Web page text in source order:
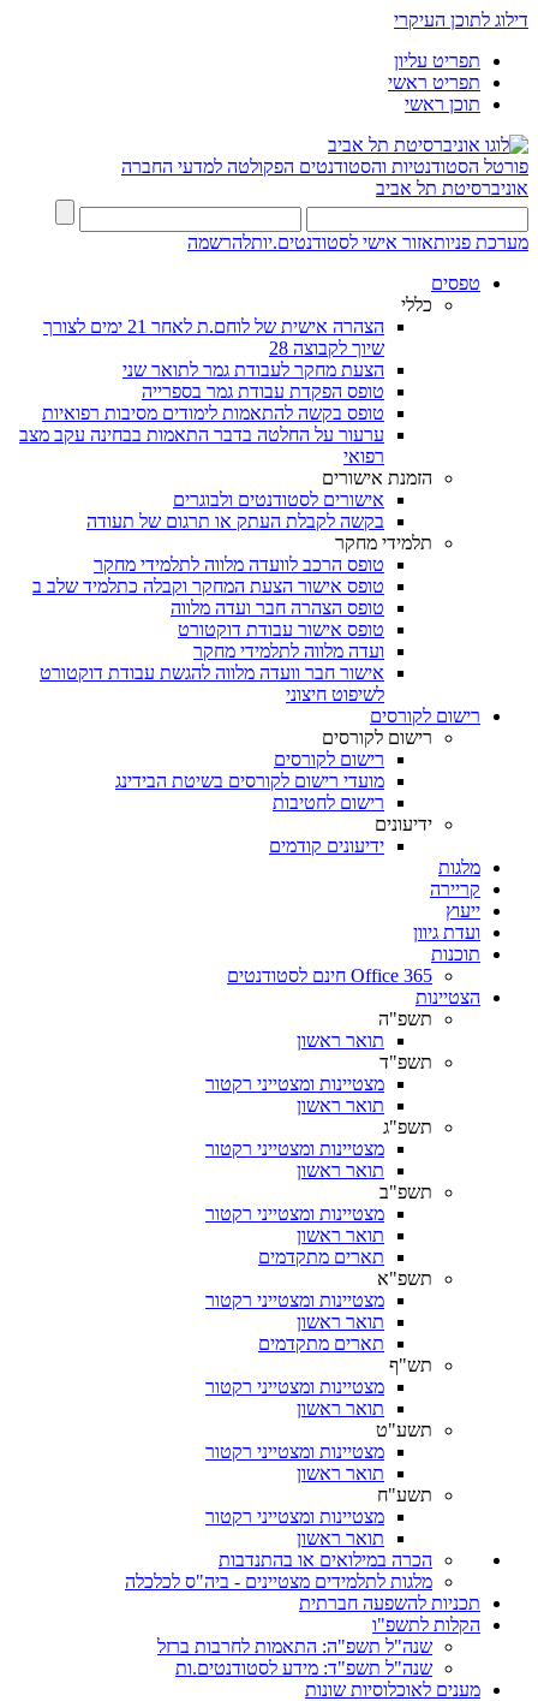
דילוג לתוכן העיקרי
תפריט עליון
תפריט ראשי
תוכן ראשי
פורטל הסטודנטיות והסטודנטים הפקולטה למדעי החברה
אוניברסיטת תל אביב
מערכת פניותאזור אישי לסטודנטים.יותלהרשמה
טפסים
כללי
הצהרה אישית של לוחם.ת לאחר 21 ימים לצורך
שיוך לקבוצה 28
הצעת מחקר לעבודת גמר לתואר שני
טופס הפקדת עבודת גמר בספרייה
טופס בקשה להתאמות לימודים מסיבות רפואיות
ערעור על החלטה בדבר התאמות בבחינה עקב מצב
רפואי
הזמנת אישורים
אישורים לסטודנטים ולבוגרים
בקשה לקבלת העתק או תרגום של תעודה
תלמידי מחקר
טופס הרכב לוועדה מלווה לתלמידי מחקר
טופס אישור הצעת המחקר וקבלה כתלמיד שלב ב
טופס הצהרה חבר ועדה מלווה
טופס אישור עבודת דוקטורט
ועדה מלווה לתלמידי מחקר
אישור חבר וועדה מלווה להגשת עבודת דוקטורט
לשיפוט חיצוני
רישום לקורסים
רישום לקורסים
רישום לקורסים
מועדי רישום לקורסים בשיטת הבידינג
רישום לחטיבות
ידיעונים
ידיעונים קודמים
מלגות
קריירה
ייעוץ
ועדת גיוון
תוכנות
Office 365 חינם לסטודנטים
הצטיינות
תשפ"ה
תואר ראשון
תשפ"ד
מצטיינות ומצטייני רקטור
תואר ראשון
תשפ"ג
מצטיינות ומצטייני רקטור
תואר ראשון
תשפ"ב
מצטיינות ומצטייני רקטור
תואר ראשון
תארים מתקדמים
תשפ"א
מצטיינות ומצטייני רקטור
תואר ראשון
תארים מתקדמים
תש"ף
מצטיינות ומצטייני רקטור
תואר ראשון
תשע"ט
מצטיינות ומצטייני רקטור
תואר ראשון
תשע"ח
מצטיינות ומצטייני רקטור
תואר ראשון
הכרה במילואים או בהתנדבות
מלגות לתלמידים מצטיינים - ביה"ס לכלכלה
תכניות להשפעה חברתית
הקלות לתשפ"ו
שנה"ל תשפ"ה: התאמות לחרבות ברזל
שנה"ל תשפ"ד: מידע לסטודנטים.ות
מענים לאוכלוסיות שונות